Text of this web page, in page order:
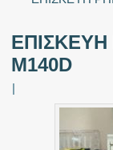
ΕΠΙΣΚΕΥΗ
M140D
|